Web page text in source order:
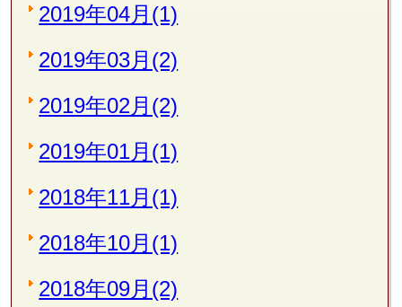
2019年04月(1)
2019年03月(2)
2019年02月(2)
2019年01月(1)
2018年11月(1)
2018年10月(1)
2018年09月(2)